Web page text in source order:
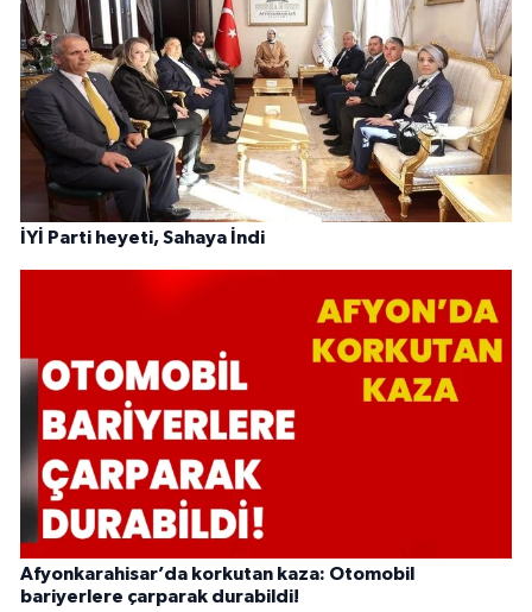
İYİ Parti heyeti, Sahaya İndi
Afyonkarahisar’da korkutan kaza: Otomobil
bariyerlere çarparak durabildi!